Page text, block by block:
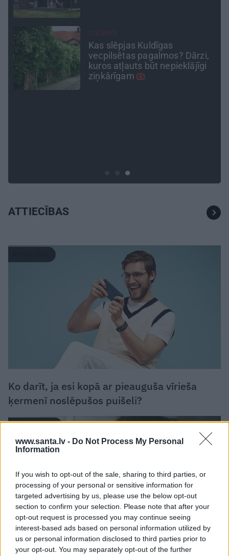
www.santa.lv - Do Not Process My Personal
Information
If you wish to opt-out of the sale, sharing to third parties, or
processing of your personal or sensitive information for
targeted advertising by us, please use the below opt-out
section to confirm your selection. Please note that after your
opt-out request is processed you may continue seeing
interest-based ads based on personal information utilized by
us or personal information disclosed to third parties prior to
your opt-out. You may separately opt-out of the further
Stāsts, kas pārspēj kino
scenārijus: Kā Liepājas zēns
Volfs Ruvinskis kļuva par
Meksikas superzvaigzni
ATTIECĪBAS
Ko darīt, ja esi kopā ar pieauguša vīrieša
ķermenī noslēpušos puišeli?
PSIHOLOĢIJA